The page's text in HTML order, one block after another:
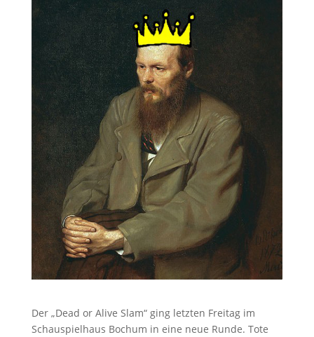
Der „Dead or Alive Slam“ ging letzten Freitag im
Schauspielhaus Bochum in eine neue Runde. Tote